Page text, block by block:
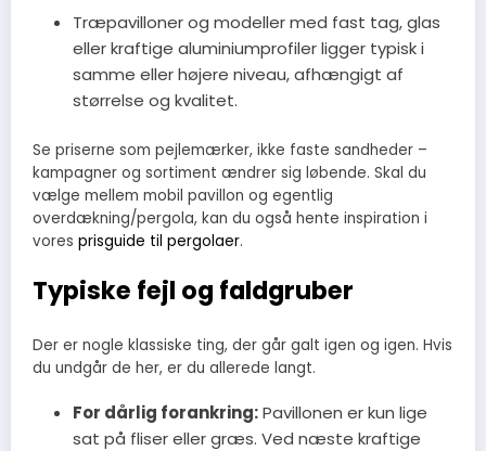
Træpavilloner og modeller med fast tag, glas
eller kraftige aluminiumprofiler ligger typisk i
samme eller højere niveau, afhængigt af
størrelse og kvalitet.
Se priserne som pejlemærker, ikke faste sandheder –
kampagner og sortiment ændrer sig løbende. Skal du
vælge mellem mobil pavillon og egentlig
overdækning/pergola, kan du også hente inspiration i
vores prisguide til pergolaer.
Typiske fejl og faldgruber
Der er nogle klassiske ting, der går galt igen og igen. Hvis
du undgår de her, er du allerede langt.
For dårlig forankring:Pavillonen er kun lige
sat på fliser eller græs. Ved næste kraftige